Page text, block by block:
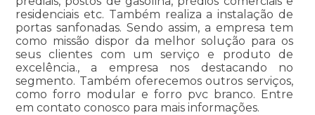
residenciais etc. Também realiza a instalação de
portas sanfonadas. Sendo assim, a empresa tem
como missão dispor da melhor solução para os
seus clientes com um serviço e produto de
excelência., a empresa nos destacando no
segmento. Também oferecemos outros serviços,
como forro modular e forro pvc branco. Entre
em contato conosco para mais informações.